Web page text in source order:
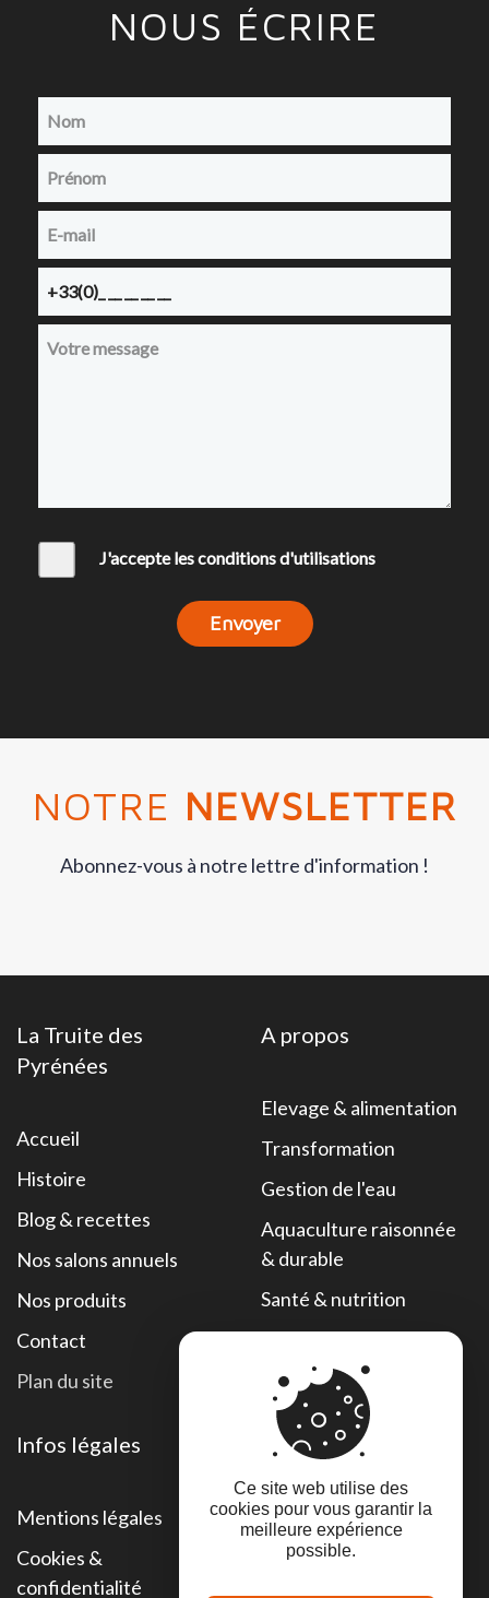
NOUS ÉCRIRE
J'accepte les conditions d'utilisations
Envoyer
NOTRE NEWSLETTER
Abonnez-vous à notre lettre d'information !
La Truite des
Pyrénées
Accueil
Histoire
Blog & recettes
Nos salons annuels
Nos produits
Contact
Plan du site
A propos
Elevage & alimentation
Transformation
Gestion de l'eau
Aquaculture raisonnée
& durable
Santé & nutrition
Infos légales
Mentions légales
Cookies &
confidentialité
Suivez-nous
Facebook
Instagram
Ce site web utilise des
cookies pour vous garantir la
meilleure expérience
possible.